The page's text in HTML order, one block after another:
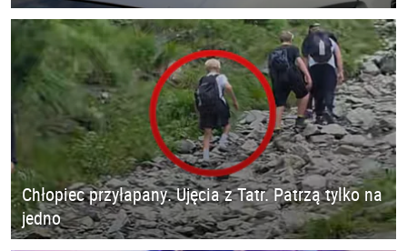
Chłopiec przyłapany. Ujęcia z Tatr. Patrzą tylko na
jedno